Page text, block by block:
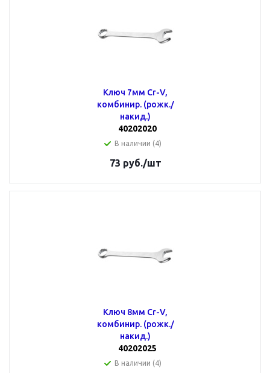
Ключ 7мм Cr-V,
комбинир. (рожк./
накид.)
40202020
В наличии (4)
73 руб./шт
Ключ 8мм Cr-V,
комбинир. (рожк./
накид.)
40202025
В наличии (4)